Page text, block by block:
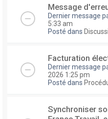
Message
Dernier message
5:33 am
Posté dans
Facturation
Dernier message
2026 1:25 pm
Posté dans
Synchroniser